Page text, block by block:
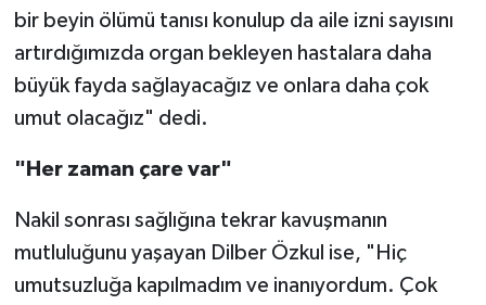
bir beyin ölümü tanısı konulup da aile izni sayısını
artırdığımızda organ bekleyen hastalara daha
büyük fayda sağlayacağız ve onlara daha çok
umut olacağız" dedi.
"Her zaman çare var"
Nakil sonrası sağlığına tekrar kavuşmanın
mutluluğunu yaşayan Dilber Özkul ise, "Hiç
umutsuzluğa kapılmadım ve inanıyordum. Çok